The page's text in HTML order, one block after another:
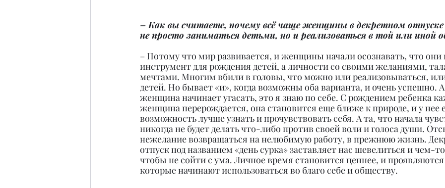
– Как вы считаете, почему всё чаще женщины в декретном
не просто заниматься детьми, но и реализоваться в той или иной
– Потому что мир развивается, и женщины начали осознавать, что они
инструмент для рождения детей, а личности со своими желаниями,
мечтами. Многим вбили в головы, что можно или реализовываться,
детей. Но бывает «и», когда возможны оба варианта, и очень успешно. А
женщина начинает угасать, это я знаю по себе. С рождением ребенка
женщина перерождается, она становится еще ближе к природе, и у нее
возможность лучше узнать и прочувствовать себя. А та, что начала
никогда не будет делать что-либо против своей воли и голоса души.
нежелание возвращаться на нелюбимую работу, в прежнюю жизнь.
отпуск под названием «день сурка» заставляет нас шевелиться и чем-
чтобы не сойти с ума. Личное время становится ценнее, и
которые начинают использоваться во благо себе и обществу.